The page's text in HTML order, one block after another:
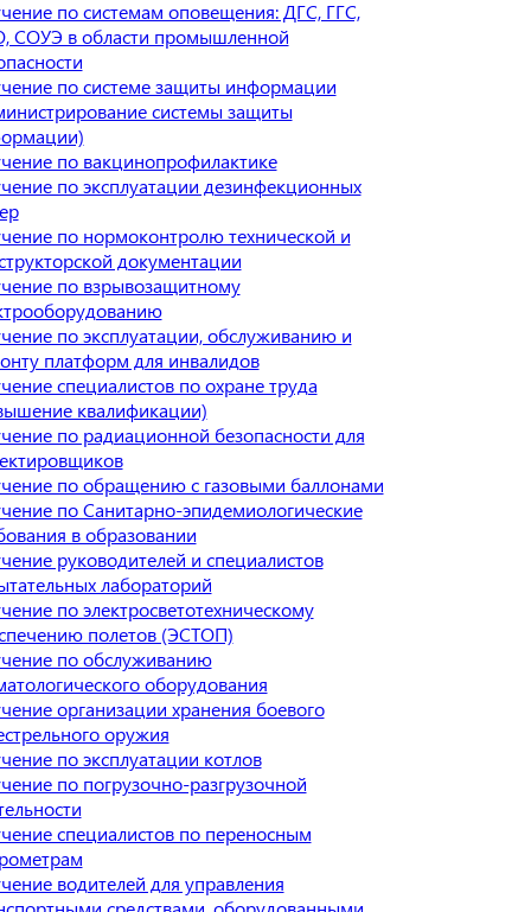
по системам оповещения: ДГС, ГГС,
СОУЭ в области промышленной
по системе защиты информации
системы защиты
по вакцинопрофилактике
по эксплуатации дезинфекционных
по нормоконтролю технической и
документации
по взрывозащитному
по эксплуатации, обслуживанию и
платформ для инвалидов
специалистов по охране труда
квалификации)
по радиационной безопасности для
по обращению с газовыми баллонами
по Санитарно-эпидемиологические
в образовании
руководителей и специалистов
лабораторий
по электросветотехническому
полетов (ЭСТОП)
по обслуживанию
оборудования
организации хранения боевого
оружия
по эксплуатации котлов
по погрузочно-разгрузочной
специалистов по переносным
водителей для управления